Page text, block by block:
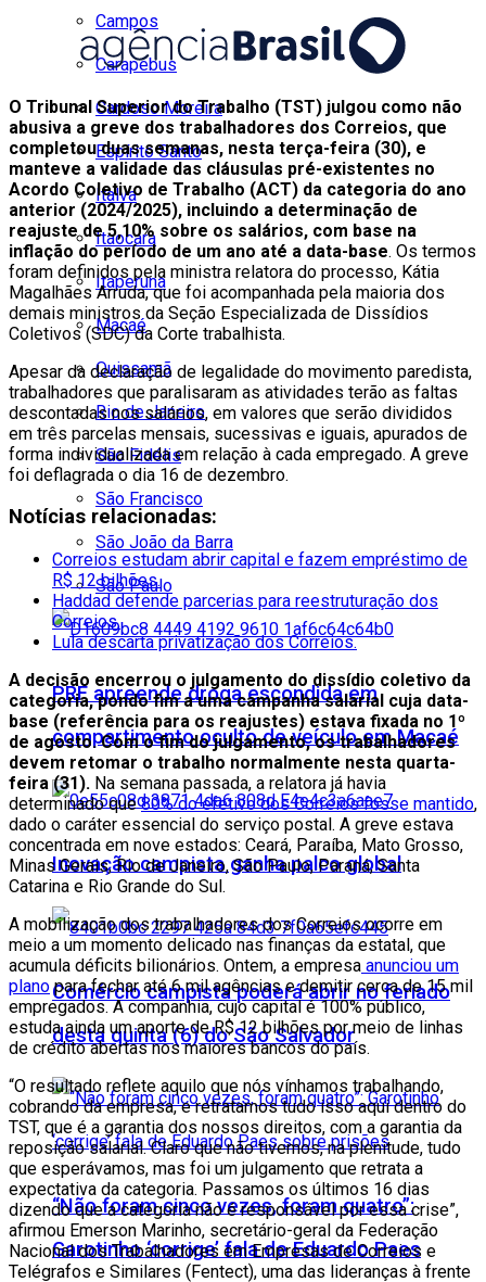
Campos
Carapebus
Cardoso Moreira
Espírito Santo
Italva
Itaocara
Itaperuna
Macaé
Quissamã
Rio de Janeiro
São Fidélis
São Francisco
São João da Barra
São Paulo
PRF apreende droga escondida em
compartimento oculto de veículo em Macaé
Inovação campista ganha palco global
Comércio campista poderá abrir no feriado
desta quinta (6) do São Salvador
“Não foram cinco vezes, foram quatro”:
Garotinho ‘corrige’ fala de Eduardo Paes
O Tribunal Superior do Trabalho (TST) julgou como não
abusiva a greve dos trabalhadores dos Correios, que
completou duas semanas, nesta terça-feira (30), e
manteve a validade das cláusulas pré-existentes no
Acordo Coletivo de Trabalho (ACT) da categoria do ano
anterior (2024/2025), incluindo a determinação de
reajuste de 5,10% sobre os salários, com base na
inflação do período de um ano até a data-base. Os termos
foram definidos pela ministra relatora do processo, Kátia
Magalhães Arruda, que foi acompanhada pela maioria dos
demais ministros da Seção Especializada de Dissídios
Coletivos (SDC) da Corte trabalhista.
Apesar da declaração de legalidade do movimento paredista,
trabalhadores que paralisaram as atividades terão as faltas
descontadas nos salários, em valores que serão divididos
em três parcelas mensais, sucessivas e iguais, apurados de
forma individualizada em relação à cada empregado. A greve
foi deflagrada o dia 16 de dezembro.
Notícias relacionadas:
Correios estudam abrir capital e fazem empréstimo de
R$ 12 bilhões.
Haddad defende parcerias para reestruturação dos
Correios.
Lula descarta privatização dos Correios.
A decisão encerrou o julgamento do dissídio coletivo da
categoria, pondo fim a uma campanha salarial cuja data-
base (referência para os reajustes) estava fixada no 1º
de agosto. Com o fim do julgamento, os trabalhadores
devem retomar o trabalho normalmente nesta quarta-
feira (31). Na semana passada, a relatora já havia
determinado que80% do efetivo dos Correios fosse mantido,
dado o caráter essencial do serviço postal. A greve estava
concentrada em nove estados: Ceará, Paraíba, Mato Grosso,
Minas Gerais, Rio de Janeiro, São Paulo, Paraná, Santa
Catarina e Rio Grande do Sul.
A mobilização dos trabalhadores dos Correios ocorre em
meio a um momento delicado nas finanças da estatal, que
acumula déficits bilionários. Ontem, a empresa anunciou um
planopara fechar até 6 mil agências e demitir cerca de 15 mil
empregados. A companhia, cujo capital é 100% público,
estuda ainda um aporte de R$ 12 bilhões por meio de linhas
de crédito abertas nos maiores bancos do país.
“O resultado reflete aquilo que nós vínhamos trabalhando,
cobrando da empresa, e retratamos tudo isso aqui dentro do
TST, que é a garantia dos nossos direitos, com a garantia da
reposição salarial. Claro que não tivemos, na plenitude, tudo
que esperávamos, mas foi um julgamento que retrata a
expectativa da categoria. Passamos os últimos 16 dias
dizendo que a categoria não é responsável por essa crise”,
afirmou Emerson Marinho, secretário-geral da Federação
Nacional dos Trabalhadores em Empresas de Correios e
Telégrafos e Similares (Fentect), uma das lideranças à frente